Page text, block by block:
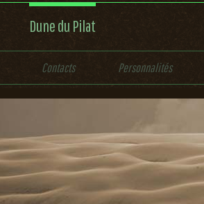
Dune du Pilat
Contacts Personnalités